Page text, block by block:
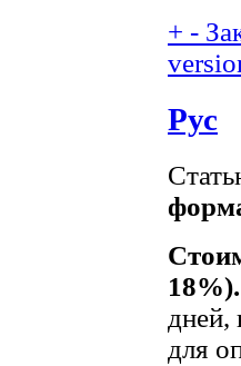
+ -
Рус
18%).
дней,
для